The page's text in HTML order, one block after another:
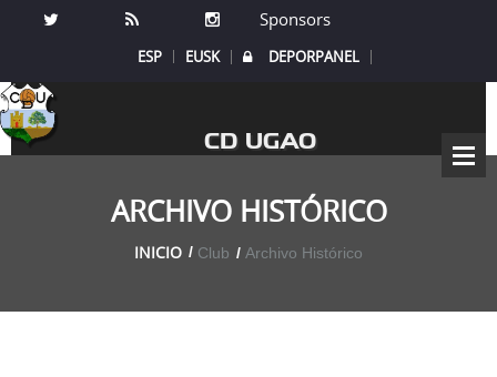
Sponsors
ESP EUSK DEPORPANEL
CD UGAO
ARCHIVO HISTÓRICO
INICIO Club Archivo Histórico